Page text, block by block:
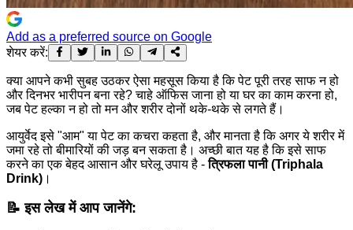
Add as a preferred source on Google
शेयर करें:
क्या आपने कभी सुबह उठकर ऐसा महसूस किया है कि पेट पूरी तरह साफ न हो
और दिनभर भारीपन बना रहे? चाहे ऑफिस जाना हो या घर का काम करना हो,
जब पेट हल्का न हो तो मन और शरीर दोनों थके-थके से लगते हैं।
आयुर्वेद इसे "आम" या पेट का कचरा कहता है, और मानता है कि अगर ये शरीर में
जमा रहे तो बीमारियों की जड़ बन सकता है। अच्छी बात यह है कि इसे साफ
करने का एक बेहद आसान और घरेलू उपाय है -त्रिफला पानी (Triphala
Drink) ।
📝 इस लेख में आप जानेंगे: